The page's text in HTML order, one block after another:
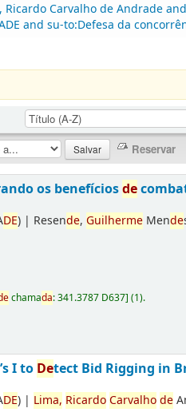
Carvalho de Andrade
and su-to:Defesa da
os benefíciosde
DE) | Resende,Guilherme Mende
chamada:341.3787 D637](1).
I to Detect Bid Rigging in
DE) | Lima, RicardoCarvalhode